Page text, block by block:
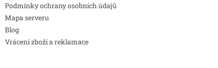
Podmínky ochrany osobních údajů
Mapa serveru
Blog
Vrácení zboží a reklamace